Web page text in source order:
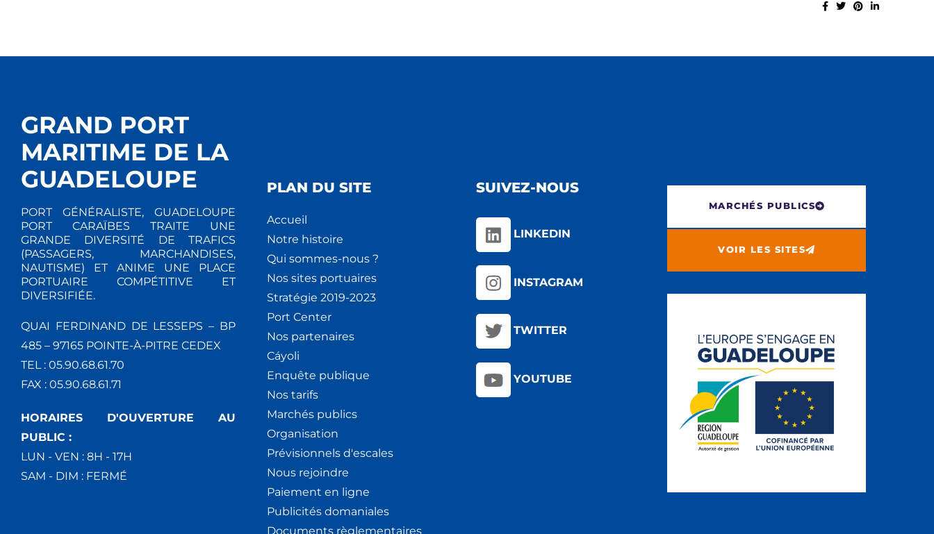
GRAND PORT
MARITIME DE LA
GUADELOUPE
PORT GÉNÉRALISTE, GUADELOUPE
PORT CARAÏBES TRAITE UNE
GRANDE DIVERSITÉ DE TRAFICS
(PASSAGERS, MARCHANDISES,
NAUTISME) ET ANIME UNE PLACE
PORTUAIRE COMPÉTITIVE ET
DIVERSIFIÉE.
QUAI FERDINAND DE LESSEPS – BP
485 – 97165 POINTE-À-PITRE CEDEX
TEL : 05.90.68.61.70
FAX : 05.90.68.61.71
HORAIRES D'OUVERTURE AU
PUBLIC :
LUN - VEN : 8H - 17H
SAM - DIM : FERMÉ
PLAN DU SITE
Accueil
Notre histoire
Qui sommes-nous ?
Nos sites portuaires
Stratégie 2019-2023
Port Center
Nos partenaires
Cáyoli
Enquête publique
Nos tarifs
Marchés publics
Organisation
Prévisionnels d'escales
Nous rejoindre
Paiement en ligne
Publicités domaniales
Documents règlementaires
SUIVEZ-NOUS
LINKEDIN
INSTAGRAM
TWITTER
YOUTUBE
MARCHÉS PUBLICS
VOIR LES SITES